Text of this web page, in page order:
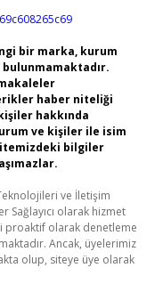
bir marka, kurum
bulunmamaktadır.
haber niteliği
hakkında
ve kişiler ile isim
bilgiler
ve İletişim
Sağlayıcı olarak hizmet
proaktif olarak denetleme
Ancak, üyelerimiz
olup, siteye üye olarak